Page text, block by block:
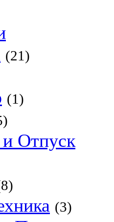
(21)
(1)
Отпуск
(3)